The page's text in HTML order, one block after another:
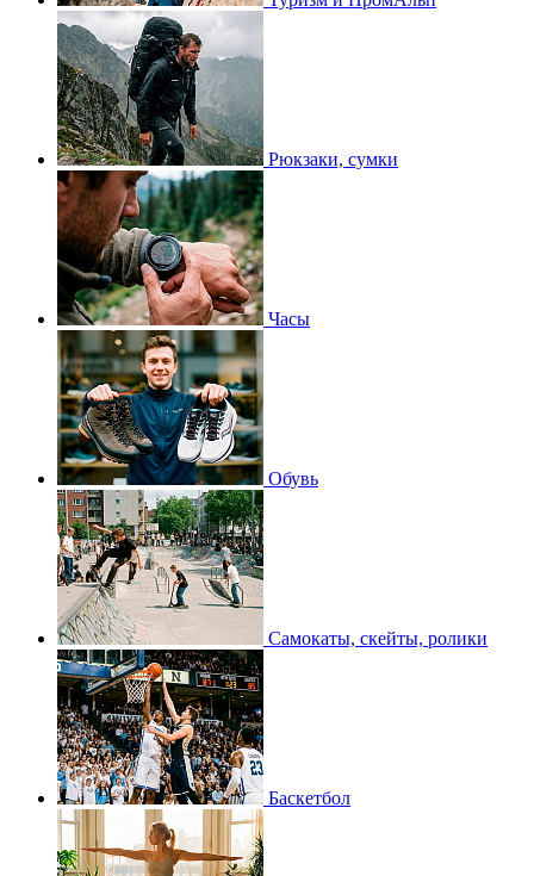
Рюкзаки, сумки
Часы
Обувь
Самокаты, скейты, ролики
Баскетбол